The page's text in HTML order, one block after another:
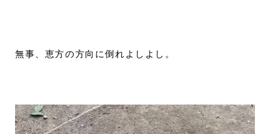
無事、恵方の方向に倒れよしよし。